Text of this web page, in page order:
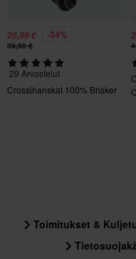
25,99 € -34%
39,50 €
29 Arvostelut
Crossihanskat 100% Brisker
Toimitukset &